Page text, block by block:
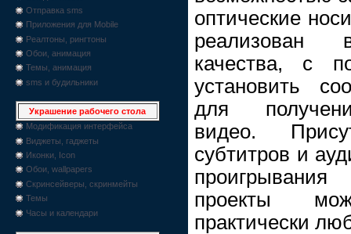
Отправка sms
Приложения для Mobile
Реалтоны, рингтоны
Обои, анимация
Темы, анимация
sms и будильники
Украшение рабочего стола
Модификация интерфейса
Виджеты, гаджеты
Иконки, Icon
Обои, wallpapers
Скринсейверы, скринмейты
Темы
Часы и календари
оптические
реализован
качества, с
установить
для
видео.
субтитров и
проекты
практически